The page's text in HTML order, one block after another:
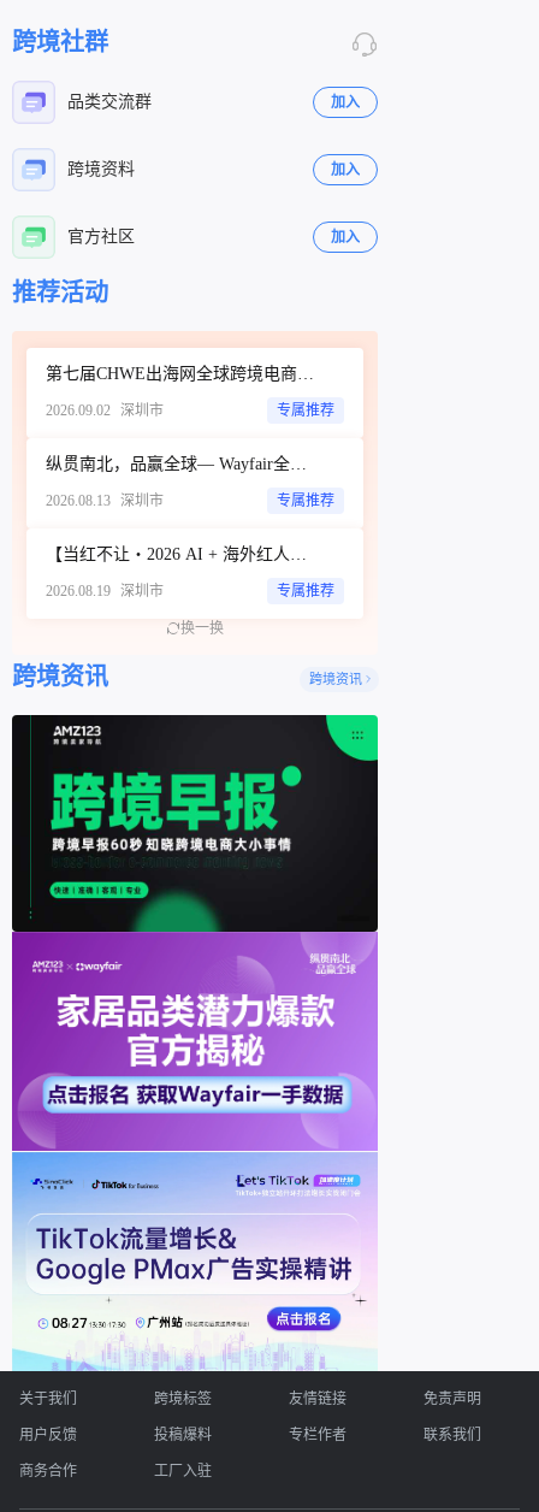
规则,管的是"活动价能定多低"。 一个影响转化率,
一个直接决定利润,两个都搞不懂,钱怎么没的都不
清楚。很多卖家的老观念是:List Price填高一点,划
线价看着折扣大,转化就好。这个思路,今年已经彻
跨境社群
品类交流群 加入
跨境资料 加入
官方社区 加入
立即扫码咨询 立即扫码咨询
推荐活动
第七届CHWE出海网全球跨境电商展（深圳）秋季展
2026.09.02 深圳市 专属推荐
纵贯南北，品赢全球— Wayfair全品类招商城市巡回Workshop（深圳站）
2026.08.13 深圳市 专属推荐
【当红不让・2026 AI + 海外红人营销大会暨 WotoHub 卖家大会】
2026.08.19 深圳市 专属推荐
换一换
跨境资讯 跨境资讯
关于我们 跨境标签 友情链接 免责声明
用户反馈 投稿爆料 专栏作者 联系我们
商务合作 工厂入驻